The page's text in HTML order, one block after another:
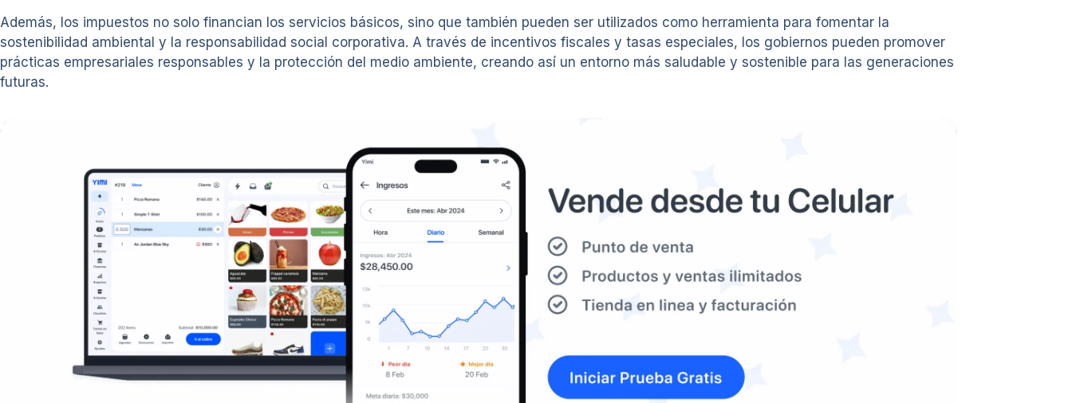
Además, los impuestos no solo financian los servicios básicos, sino que también pueden ser utilizados como herramienta para fomentar la
sostenibilidad ambiental y la responsabilidad social corporativa. A través de incentivos fiscales y tasas especiales, los gobiernos pueden promover
prácticas empresariales responsables y la protección del medio ambiente, creando así un entorno más saludable y sostenible para las generaciones
futuras.